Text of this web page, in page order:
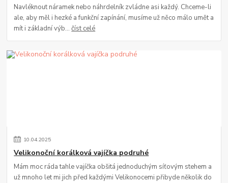
Navléknout náramek nebo náhrdelník zvládne asi každý. Chceme-li
ale, aby měl i hezké a funkční zapínání, musíme už něco málo umět a
mít i základní výb...číst celé
10.04.2025
Velikonoční korálková vajíčka podruhé
Mám moc ráda tahle vajíčka obšitá jednoduchým síťovým stehem a
už mnoho let mi jich před každými Velikonocemi přibyde několik do